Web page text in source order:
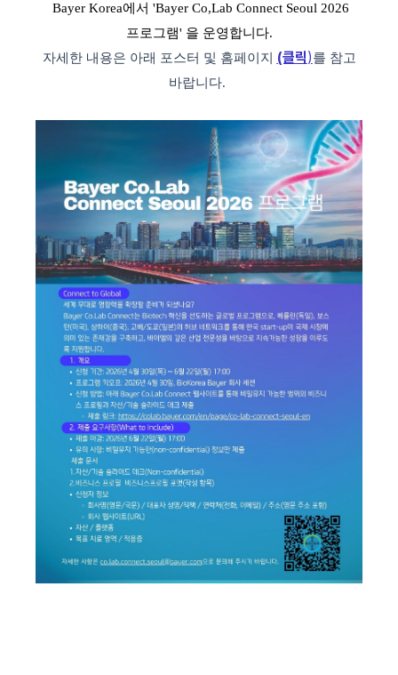
Bayer Korea에서 'Bayer Co,Lab Connect Seoul 2026
프로그램' 을 운영합니다.
자세한 내용은 아래 포스터 및 홈페이지
(클릭)를 참고
바랍니다.